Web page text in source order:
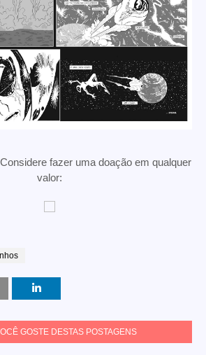
fazer uma doação em qualquer
valor:
GOSTE DESTAS POSTAGENS